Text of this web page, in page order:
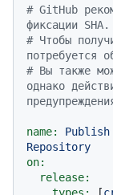
# GitHub
фиксации SHA.
# Чтобы
потребуется
# Вы также
однако
name: Publish
Repository
on:
release:
types:
[